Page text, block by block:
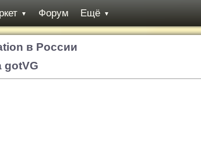
▼ Форум Ещё ▼
в России
gotVG